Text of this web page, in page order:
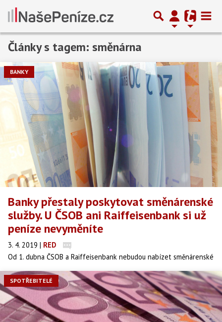
Články s tagem: směnárna
BANKY
Banky přestaly poskytovat směnárenské
služby. U ČSOB ani Raiffeisenbank si už
peníze nevyměníte
3. 4. 2019 | RED
Od 1. dubna ČSOB a Raiffeisenbank nebudou nabízet směnárenské
služby. Důvodem je novela zákona o směnárenské činnosti, která
začátkem dubna vstoupila v platnost.
SPOTŘEBITELÉ